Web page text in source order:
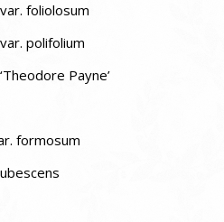
foliolosum
polifolium
Payne’
formosum